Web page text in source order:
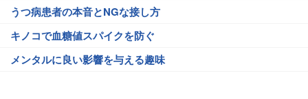
うつ病患者の本音とNGな接し方
キノコで血糖値スパイクを防ぐ
メンタルに良い影響を与える趣味